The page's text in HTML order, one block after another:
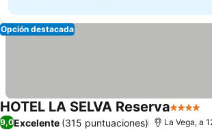
Opción destacada
HOTEL LA SELVA Reserva4
9,0Excelente (315 puntuaciones) La Vega, a